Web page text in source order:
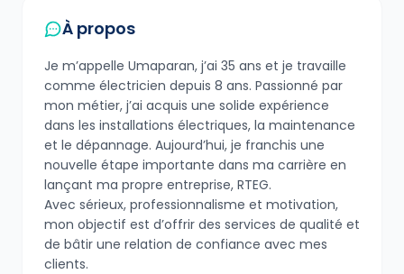
À propos
Je m’appelle Umaparan, j’ai 35 ans et je travaille
comme électricien depuis 8 ans. Passionné par
mon métier, j’ai acquis une solide expérience
dans les installations électriques, la maintenance
et le dépannage. Aujourd’hui, je franchis une
nouvelle étape importante dans ma carrière en
lançant ma propre entreprise, RTEG.
Avec sérieux, professionnalisme et motivation,
mon objectif est d’offrir des services de qualité et
de bâtir une relation de confiance avec mes
clients.